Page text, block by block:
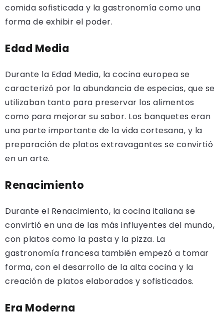
comida sofisticada y la gastronomía como una
forma de exhibir el poder.
Edad Media
Durante la Edad Media, la cocina europea se
caracterizó por la abundancia de especias, que se
utilizaban tanto para preservar los alimentos
como para mejorar su sabor. Los banquetes eran
una parte importante de la vida cortesana, y la
preparación de platos extravagantes se convirtió
en un arte.
Renacimiento
Durante el Renacimiento, la cocina italiana se
convirtió en una de las más influyentes del mundo,
con platos como la pasta y la pizza. La
gastronomía francesa también empezó a tomar
forma, con el desarrollo de la alta cocina y la
creación de platos elaborados y sofisticados.
Era Moderna